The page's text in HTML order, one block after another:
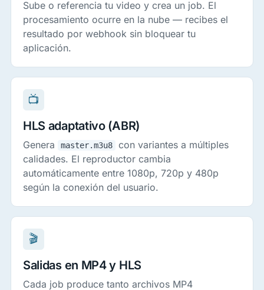
Sube o referencia tu video y crea un job. El
procesamiento ocurre en la nube — recibes el
resultado por webhook sin bloquear tu
aplicación.
📺
HLS adaptativo (ABR)
Genera master.m3u8
con variantes a múltiples
calidades. El reproductor cambia
automáticamente entre 1080p, 720p y 480p
según la conexión del usuario.
🎬
Salidas en MP4 y HLS
Cada job produce tanto archivos MP4